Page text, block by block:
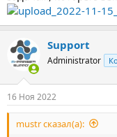
Support
Administrator
16 Ноя 2022
mustr сказал(а):